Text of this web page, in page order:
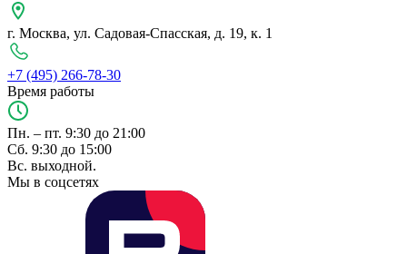
г. Москва, ул. Садовая-Спасская, д. 19, к. 1
+7 (495) 266-78-30
Время работы
Пн. – пт. 9:30 до 21:00
Сб. 9:30 до 15:00
Вс. выходной.
Мы в соцсетях